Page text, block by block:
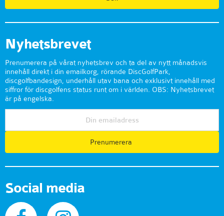
Nyhetsbrevet
Prenumerera på vårat nyhetsbrev och ta del av nytt månadsvis
innehåll direkt i din emailkorg, rörande DiscGolfPark,
discgolfbandesign, underhåll utav bana och exklusivt innehåll med
siffror för discgolfens status runt om i världen. OBS: Nyhetsbrevet
är på engelska.
Prenumerera
Social media